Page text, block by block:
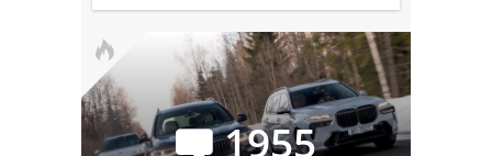
1955